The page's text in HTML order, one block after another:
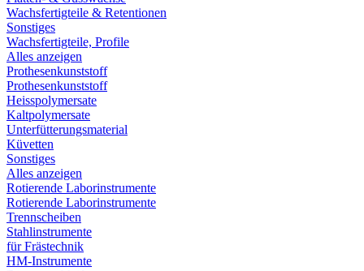
Wachsfertigteile & Retentionen
Sonstiges
Wachsfertigteile, Profile
Alles anzeigen
Prothesenkunststoff
Prothesenkunststoff
Heisspolymersate
Kaltpolymersate
Unterfütterungsmaterial
Küvetten
Sonstiges
Alles anzeigen
Rotierende Laborinstrumente
Rotierende Laborinstrumente
Trennscheiben
Stahlinstrumente
für Frästechnik
HM-Instrumente